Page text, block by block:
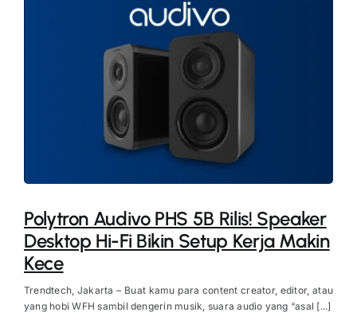
Polytron Audivo PHS 5B Rilis! Speaker
Desktop Hi-Fi Bikin Setup Kerja Makin
Kece
Trendtech, Jakarta – Buat kamu para content creator, editor, atau
yang hobi WFH sambil dengerin musik, suara audio yang “asal [...]